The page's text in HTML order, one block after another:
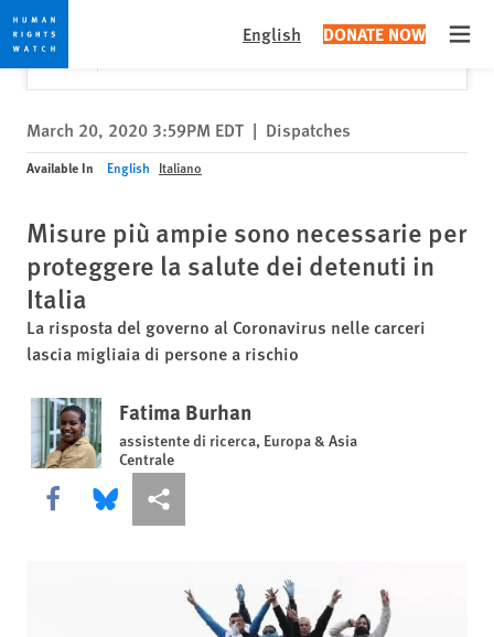
Skip
to
cookie
privacy
notice
Skip
to
main
content
English DONATE NOW
Would you like to read this page in English?
Yes
✕
March 20, 2020 3:59PM EDT | Dispatches
Available In English Italiano
Misure più ampie sono necessarie per
proteggere la salute dei detenuti in
Italia
La risposta del governo al Coronavirus nelle carceri
lascia migliaia di persone a rischio
Fatima Burhan
assistente di ricerca, Europa & Asia
Centrale
Share this via Facebook
Share this via Bluesky
More sharing options